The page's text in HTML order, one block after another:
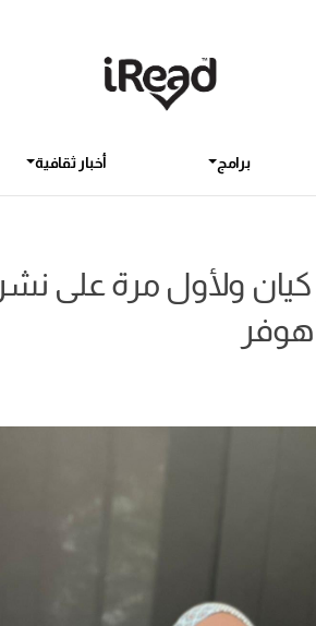
برامج أخبار ثقافية
كيان ولأول مرة على نشر